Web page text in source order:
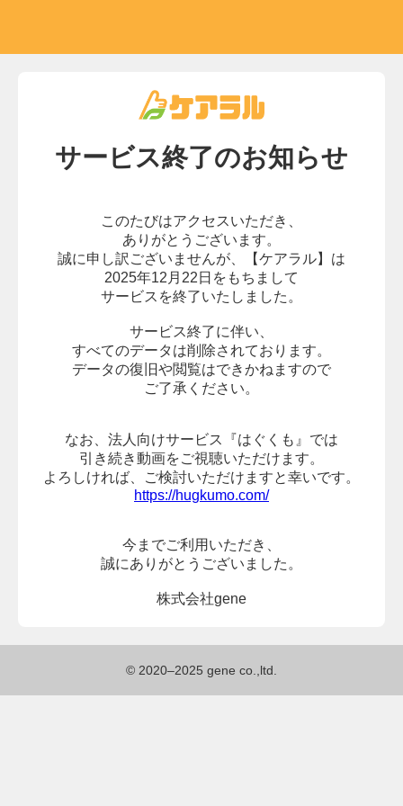
サービス終了のお知らせ
このたびはアクセスいただき、
ありがとうございます。
誠に申し訳ございませんが、
【ケアラル】は
2025年12月22日をもちまして
サービスを終了いたしました。
サービス終了に伴い、
すべてのデータは削除されております。
データの復旧や閲覧はできかねますので
ご了承ください。
なお、法人向けサービス『はぐくも』では
引き続き動画をご視聴いただけます。
よろしければ、
ご検討いただけますと幸いです。
https://hugkumo.com/
今までご利用いただき、
誠にありがとうございました。
株式会社gene
© 2020–2025 gene co.,ltd.